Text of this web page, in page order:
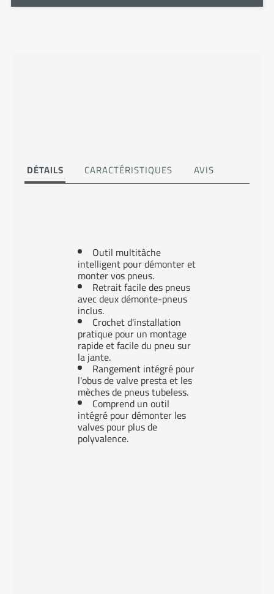
DÉTAILS CARACTÉRISTIQUES AVIS
Outil multitâche
intelligent pour démonter et
monter vos pneus.
Retrait facile des pneus
avec deux démonte-pneus
inclus.
Crochet d'installation
pratique pour un montage
rapide et facile du pneu sur
la jante.
Rangement intégré pour
l'obus de valve presta et les
mèches de pneus tubeless.
Comprend un outil
intégré pour démonter les
valves pour plus de
polyvalence.